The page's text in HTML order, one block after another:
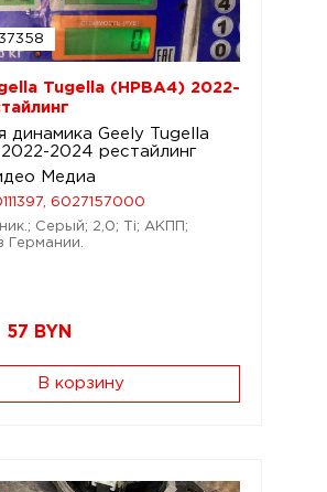
Tugella (HPBA4) 2022-
динамика Geely Tugella
2024 рестайлинг
Медиа
6027157000
Серый; 2,0; Ti; АКПП;
Германии.
57 BYN
В корзину